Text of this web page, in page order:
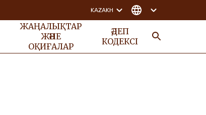
ЖАҢАЛЫҚТАР
ЖӘНЕ
ОҚИҒАЛАР
ӘДЕП
КОДЕКСІ
KAZAKH